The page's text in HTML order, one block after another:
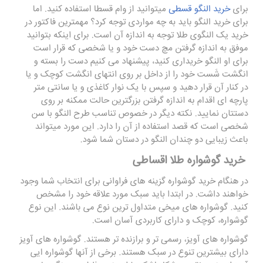
برایخرید النگو قسطی میتوانید از وام قسطا استفاده کنید. اما
برای خرید النگو باید به چه مواردی توجه کرد؟ مهمترین فاکتور در
خرید یک النگوی طلا توجه به اندازه آن است. برای اینکه بتوانید
موفق به اندازه گرفتن مچ دست خود و یا شخصی که قرار است
برای او النگو خریداری کنید، پیشنهاد می کنیم دست را بسته و
انگشت شَست خود را از داخل بر روی انتهای انگشت کوچک و یا
در کنار آن قرار دهید و سپس با یک نوار کاغذی و یا سانتی متر
پارچه ای اقدام به اندازه گرفتن بزرگترین حالت ممکنه بر روی
دستتان نمایید. نکته دیگر در خصوص تناسب طرح النگو با سن
شخصی است که قصد استفاده از آن را دارد. این مورد میتواند
باعث زیبایی دو چندان النگو در دستان شما شود.
خرید گوشواره طلا اقساطی
در هنگام خرید گوشواره گزینه های فراوانی برای انتخاب شما وجود
خواهند داشت. در ابتدا باید سبک مورد علاقه خود را مشخص
کنید. گوشواره های میخی متداول ترین نوع می باشند. این نوع
گوشواره، کوچک و دارای کاربردی آسان است.
گوشواره های آویز، رسمی تر و برازنده تر هستند. گوشواره های آویز
دارای بیشترین تنوع در سبک هستند. برخی از آنها گوشواره ایی